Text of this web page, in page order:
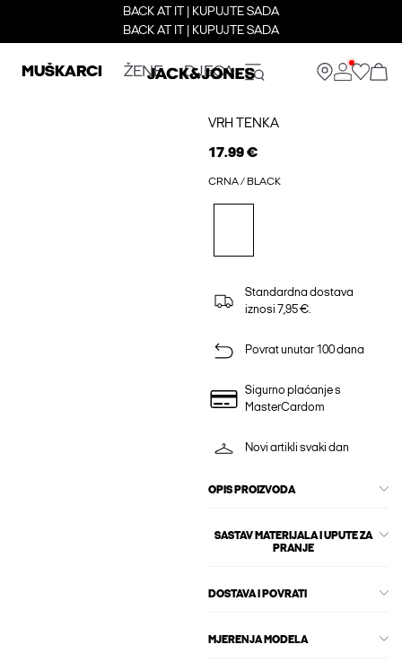
BACK AT IT | KUPUJTE SADA
BACK AT IT | KUPUJTE SADA
MUŠKARCI ŽENE DJECA
VRH TENKA
17.99 €
CRNA / BLACK
Standardna dostava
iznosi 7,95 €.
Povrat unutar 100 dana
Sigurno plaćanje s
MasterCardom
Novi artikli svaki dan
OPIS PROIZVODA
SASTAV MATERIJALA I UPUTE ZA
PRANJE
DOSTAVA I POVRATI
MJERENJA MODELA